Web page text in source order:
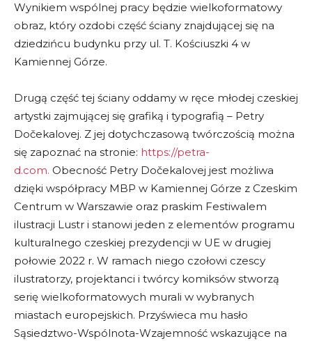
Wynikiem wspólnej pracy będzie wielkoformatowy
obraz, który ozdobi część ściany znajdującej się na
dziedzińcu budynku przy ul. T. Kościuszki 4 w
Kamiennej Górze.
Drugą część tej ściany oddamy w ręce młodej czeskiej
artystki zajmującej się grafiką i typografią – Petry
Dočekalovej. Z jej dotychczasową twórczością można
się zapoznać na stronie: https://petra-
d.com. Obecność Petry Dočekalovej jest możliwa
dzięki współpracy MBP w Kamiennej Górze z Czeskim
Centrum w Warszawie oraz praskim Festiwalem
ilustracji Lustr i stanowi jeden z elementów programu
kulturalnego czeskiej prezydencji w UE w drugiej
połowie 2022 r. W ramach niego czołowi czescy
ilustratorzy, projektanci i twórcy komiksów stworzą
serię wielkoformatowych murali w wybranych
miastach europejskich. Przyświeca mu hasło
Sąsiedztwo-Wspólnota-Wzajemność wskazujące na